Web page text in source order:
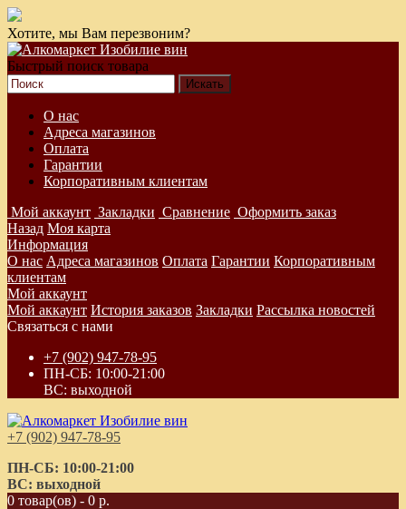
Хотите, мы Вам перезвоним?
Быстрый поиск товара
О нас
Адреса магазинов
Оплата
Гарантии
Корпоративным клиентам
Мой аккаунт Закладки Сравнение Оформить заказ
Назад Моя карта
Информация
О нас Адреса магазинов Оплата Гарантии Корпоративным
клиентам
Мой аккаунт
Мой аккаунт История заказов Закладки Рассылка новостей
Связаться с нами
+7 (902) 947-78-95
ПН-СБ: 10:00-21:00
ВС: выходной
+7 (902) 947-78-95
ПН-СБ: 10:00-21:00
ВС: выходной
0 товар(ов) - 0 р.